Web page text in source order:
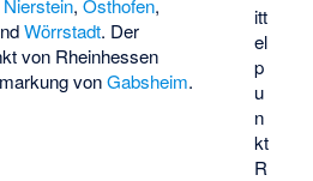
itt
el
p
u
n
kt
R
Nierstein,Osthofen,
Wörrstadt. Der
von Rheinhessen
vonGabsheim.